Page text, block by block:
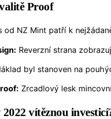
Proof
od NZ Mint patří k
Reverzní strana
byl stanoven na
Zrcadlový lesk
vítěznou